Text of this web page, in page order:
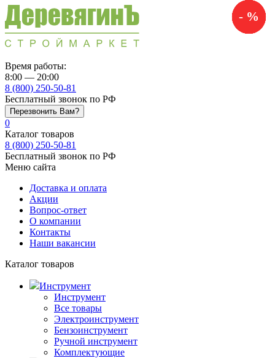
Время работы:
8:00 — 20:00
8 (800) 250-50-81
Бесплатный звонок по РФ
Перезвонить Вам?
0
Каталог товаров
8 (800) 250-50-81
Бесплатный звонок по РФ
Меню сайта
Доставка и оплата
Акции
Вопрос-ответ
О компании
Контакты
Наши вакансии
Каталог товаров
Инструмент
Инструмент
Все товары
Электроинструмент
Бензоинструмент
Ручной инструмент
Комплектующие
- %
- 13%
- 27%
- %
- 24%
- 22%
- 43%
- %